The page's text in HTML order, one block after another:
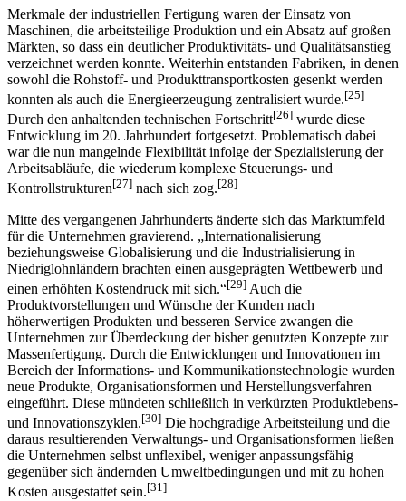
Merkmale der industriellen Fertigung waren der Einsatz von
Maschinen, die arbeitsteilige Produktion und ein Absatz auf großen
Märkten, so dass ein deutlicher Produktivitäts- und Qualitätsanstieg
verzeichnet werden konnte. Weiterhin entstanden Fabriken, in denen
sowohl die Rohstoff- und Produkttransportkosten gesenkt werden
konnten als auch die Energieerzeugung zentralisiert wurde.[25]
Durch den anhaltenden technischen Fortschritt[26] wurde diese
Entwicklung im 20. Jahrhundert fortgesetzt. Problematisch dabei
war die nun mangelnde Flexibilität infolge der Spezialisierung der
Arbeitsabläufe, die wiederum komplexe Steuerungs- und
Kontrollstrukturen[27] nach sich zog.[28]
Mitte des vergangenen Jahrhunderts änderte sich das Marktumfeld
für die Unternehmen gravierend. „Internationalisierung
beziehungsweise Globalisierung und die Industrialisierung in
Niedriglohnländern brachten einen ausgeprägten Wettbewerb und
einen erhöhten Kostendruck mit sich.“[29] Auch die
Produktvorstellungen und Wünsche der Kunden nach
höherwertigen Produkten und besseren Service zwangen die
Unternehmen zur Überdeckung der bisher genutzten Konzepte zur
Massenfertigung. Durch die Entwicklungen und Innovationen im
Bereich der Informations- und Kommunikationstechnologie wurden
neue Produkte, Organisationsformen und Herstellungsverfahren
eingeführt. Diese mündeten schließlich in verkürzten Produktlebens-
und Innovationszyklen.[30] Die hochgradige Arbeitsteilung und die
daraus resultierenden Verwaltungs- und Organisationsformen ließen
die Unternehmen selbst unflexibel, weniger anpassungsfähig
gegenüber sich ändernden Umweltbedingungen und mit zu hohen
Kosten ausgestattet sein.[31]